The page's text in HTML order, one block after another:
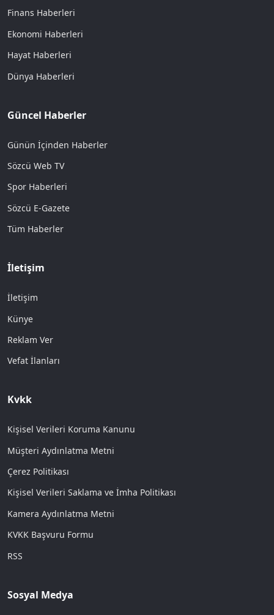
Finans Haberleri
Ekonomi Haberleri
Hayat Haberleri
Dünya Haberleri
Güncel Haberler
Günün İçinden Haberler
Sözcü Web TV
Spor Haberleri
Sözcü E-Gazete
Tüm Haberler
İletişim
İletişim
Künye
Reklam Ver
Vefat İlanları
Kvkk
Kişisel Verileri Koruma Kanunu
Müşteri Aydınlatma Metni
Çerez Politikası
Kişisel Verileri Saklama ve İmha Politikası
Kamera Aydınlatma Metni
KVKK Başvuru Formu
RSS
Sosyal Medya